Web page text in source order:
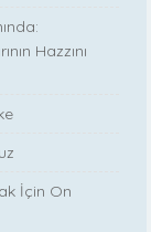
Hazzını
İçin On